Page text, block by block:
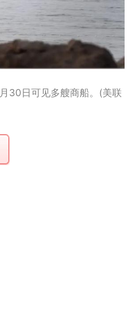
30日可见多艘商船。(美联